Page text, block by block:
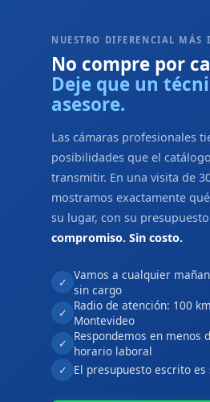
NUESTRO DIFERENCIAL MÁS
No compre por
Deje que un
asesore.
Las cámaras profesionales
posibilidades que el
transmitir. En una visita de
mostramos exactamente
su lugar, con su
compromiso. Sin costo.
✓ Vamos a cualquier
sin cargo
✓
Radio de atención: 100
Montevideo
✓
Respondemos en menos
horario laboral
✓ El presupuesto escrito